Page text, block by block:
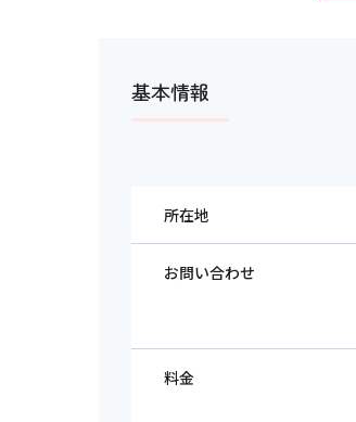
基本情報
所在地
お問い合わせ
料金